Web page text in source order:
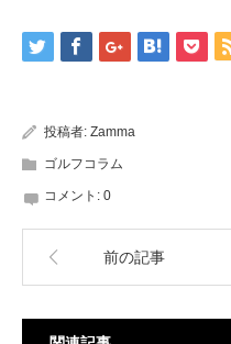
投稿者: Zamma
ゴルフコラム
コメント: 0
前の記事